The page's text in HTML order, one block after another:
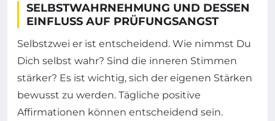
SELBSTWAHRNEHMUNG UND DESSEN
EINFLUSS AUF PRÜFUNGSANGST
Selbstzwei er ist entscheidend. Wie nimmst Du
Dich selbst wahr? Sind die inneren Stimmen
stärker? Es ist wichtig, sich der eigenen Stärken
bewusst zu werden. Tägliche positive
Affirmationen können entscheidend sein.